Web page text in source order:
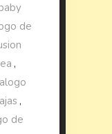
de
,
,
de